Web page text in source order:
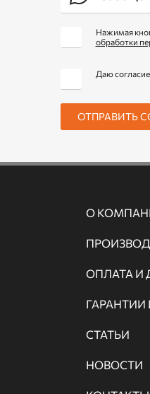
Нажимая
обработки
Даю согласие
ОТПРАВИТЬ
О
ОПЛАТА И
ГАРАНТИИ
СТАТЬИ
НОВОСТИ